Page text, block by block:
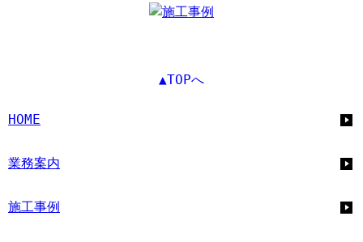
▲TOPへ
HOME
業務案内
施工事例